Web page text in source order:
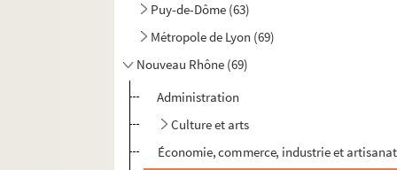
Puy-de-Dôme (63)
Métropole de Lyon (69)
Nouveau Rhône (69)
Administration
Culture et arts
Économie, commerce, industrie et artisanat